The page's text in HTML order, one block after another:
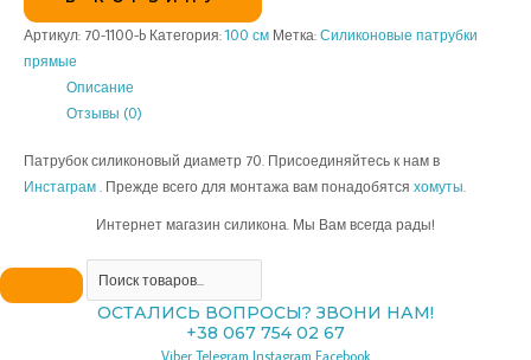
Артикул: 70-1100-b Категория:100 см Метка: Силиконовые патрубки
прямые
Описание
Отзывы (0)
Патрубок силиконовый диаметр 70. Присоединяйтесь к нам в
Инстаграм . Прежде всего для монтажа вам понадобятся хомуты.
Интернет магазин силикона. Мы Вам всегда рады!
ОСТАЛИСЬ ВОПРОСЫ? ЗВОНИ НАМ!
+38 067 754 02 67
Viber Telegram Instagram Facebook